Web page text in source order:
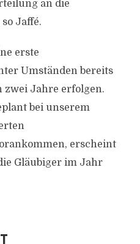
an die
Jaffé.
erste
Umständen bereits
zwei Jahre erfolgen.
bei unserem
erscheint
Gläubiger im Jahr